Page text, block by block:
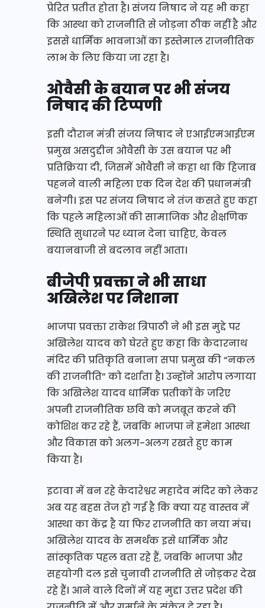
प्रेरित प्रतीत होता है। संजय निषाद ने यह भी कहा
कि आस्था को राजनीति से जोड़ना ठीक नहीं है और
इससे धार्मिक भावनाओं का इस्तेमाल राजनीतिक
लाभ के लिए किया जा रहा है।
ओवैसी के बयान पर भी संजय
निषाद की टिप्पणी
इसी दौरान मंत्री संजय निषाद ने एआईएमआईएम
प्रमुख असदुद्दीन ओवैसी के उस बयान पर भी
प्रतिक्रिया दी, जिसमें ओवैसी ने कहा था कि हिजाब
पहनने वाली महिला एक दिन देश की प्रधानमंत्री
बनेगी। इस पर संजय निषाद ने तंज कसते हुए कहा
कि पहले महिलाओं की सामाजिक और शैक्षणिक
स्थिति सुधारने पर ध्यान देना चाहिए, केवल
बयानबाजी से बदलाव नहीं आता।
बीजेपी प्रवक्ता ने भी साधा
अखिलेश पर निशाना
भाजपा प्रवक्ता राकेश त्रिपाठी ने भी इस मुद्दे पर
अखिलेश यादव को घेरते हुए कहा कि केदारनाथ
मंदिर की प्रतिकृति बनाना सपा प्रमुख की “नकल
की राजनीति” को दर्शाता है। उन्होंने आरोप लगाया
कि अखिलेश यादव धार्मिक प्रतीकों के जरिए
अपनी राजनीतिक छवि को मजबूत करने की
कोशिश कर रहे हैं, जबकि भाजपा ने हमेशा आस्था
और विकास को अलग-अलग रखते हुए काम
किया है।
इटावा में बन रहे केदारेश्वर महादेव मंदिर को लेकर
अब यह बहस तेज हो गई है कि क्या यह वास्तव में
आस्था का केंद्र है या फिर राजनीति का नया मंच।
अखिलेश यादव के समर्थक इसे धार्मिक और
सांस्कृतिक पहल बता रहे हैं, जबकि भाजपा और
सहयोगी दल इसे चुनावी राजनीति से जोड़कर देख
रहे हैं। आने वाले दिनों में यह मुद्दा उत्तर प्रदेश की